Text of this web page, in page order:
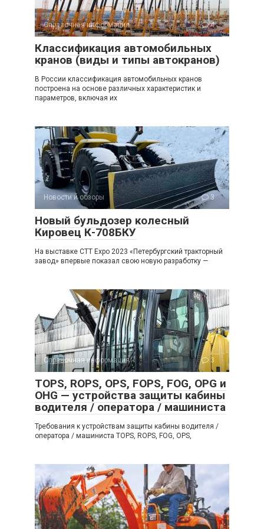
Справочная информация 4
Классификация автомобильных
кранов (виды и типы автокранов)
В России классификация автомобильных кранов
построена на основе различных характеристик и
параметров, включая их
Новости и обзоры 3
Новый бульдозер колесный
Кировец К-708БКУ
На выставке CTT Expo 2023 «Петербургский тракторный
завод» впервые показал свою новую разработку —
Справочная информация 3
TOPS, ROPS, OPS, FOPS, FOG, OPG и
OHG — устройства защиты кабины
водителя / оператора / машиниста
Требования к устройствам защиты кабины водителя /
оператора / машиниста TOPS, ROPS, FOG, OPS,